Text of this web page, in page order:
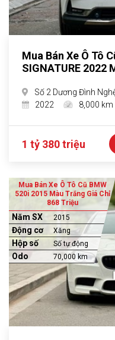
Mua Bán Xe Ô Tô
SIGNATURE 2022
Số 2 Dương Đình
2022
8,000 km
1 tỷ 380 triệu
Mua Bán Xe Ô Tô Cũ BMW
520i 2015 Màu Trắng Giá Chỉ
868 Triệu
Năm SX 2015
Động cơ Xăng
Hộp số Số tự động
Odo 70,000 km